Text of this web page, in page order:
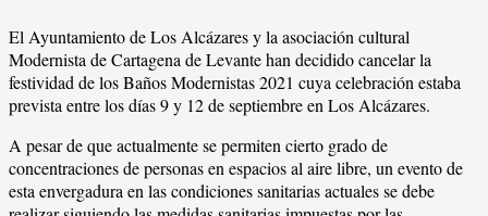
El Ayuntamiento de Los Alcázares y la asociación cultural
Modernista de Cartagena de Levante han decidido cancelar la
festividad de los Baños Modernistas 2021 cuya celebración estaba
prevista entre los días 9 y 12 de septiembre en Los Alcázares.
A pesar de que actualmente se permiten cierto grado de
concentraciones de personas en espacios al aire libre, un evento de
esta envergadura en las condiciones sanitarias actuales se debe